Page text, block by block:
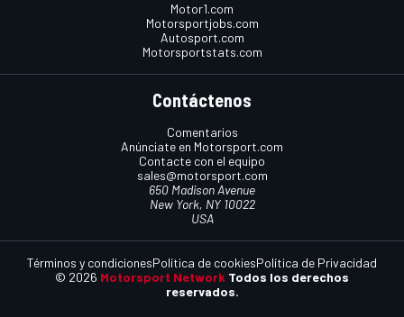
Motor1.com
Motorsportjobs.com
Autosport.com
Motorsportstats.com
Contáctenos
Comentarios
Anúnciate en Motorsport.com
Contacte con el equipo
sales@motorsport.com
650 Madison Avenue
New York, NY 10022
USA
© 2026 Motorsport Network Todos los derechos
reservados.
Términos y condicionesPolítica de cookiesPolítica de Privacidad